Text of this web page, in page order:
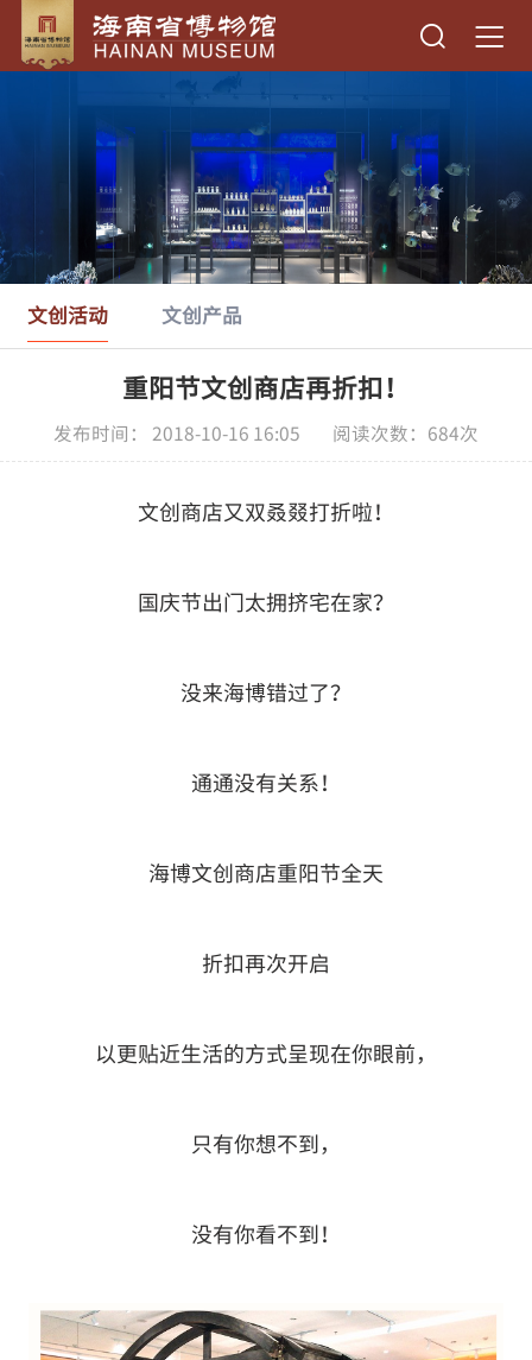
文创活动 文创产品
重阳节文创商店再折扣！
发布时间： 2018-10-16 16:05 阅读次数： 684次
文创商店又双叒叕打折啦！
国庆节出门太拥挤宅在家？
没来海博错过了？
通通没有关系！
海博文创商店重阳节全天
折扣再次开启
以更贴近生活的方式呈现在你眼前，
只有你想不到，
没有你看不到！